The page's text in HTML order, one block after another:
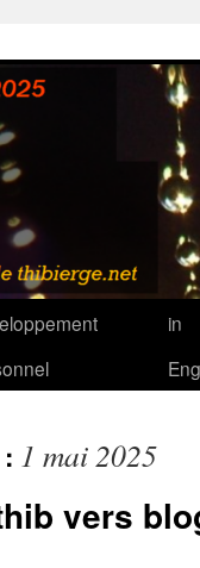
in
1 mai 2025
vers